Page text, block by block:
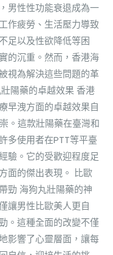
男性性功能衰退成為一
作疲勞、生活壓力導致
足以及性欲降低等困
的沉重。然而，香港海
視為解決這些問題的革
陽藥的卓越效果 香港
早洩方面的卓越效果自
。這款壯陽藥在臺灣和
多使用者在PTT等平臺
驗。它的受歡迎程度足
面的傑出表現。 比歐
勁 海狗丸壯陽藥的神
讓男性比歐美人更自
。這種全面的改變不僅
影響了心靈層面，讓每